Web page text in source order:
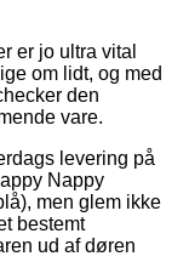
er jo ultra vital
om lidt, og med
den
vare.
levering på
Nappy
men glem ikke
bestemt
ud af døren